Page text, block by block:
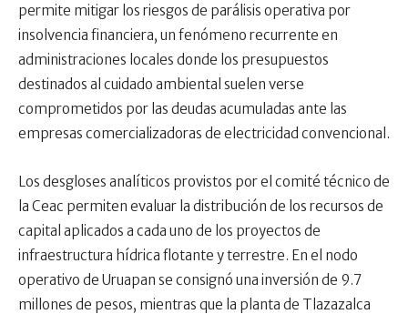
permite mitigar los riesgos de parálisis operativa por
insolvencia financiera, un fenómeno recurrente en
administraciones locales donde los presupuestos
destinados al cuidado ambiental suelen verse
comprometidos por las deudas acumuladas ante las
empresas comercializadoras de electricidad convencional.
Los desgloses analíticos provistos por el comité técnico de
la Ceac permiten evaluar la distribución de los recursos de
capital aplicados a cada uno de los proyectos de
infraestructura hídrica flotante y terrestre. En el nodo
operativo de Uruapan se consignó una inversión de 9.7
millones de pesos, mientras que la planta de Tlazazalca